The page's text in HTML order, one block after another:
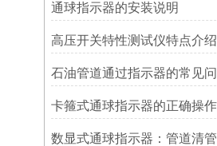
​通球指示器的安装说明
高压开关特性测试仪特点介绍